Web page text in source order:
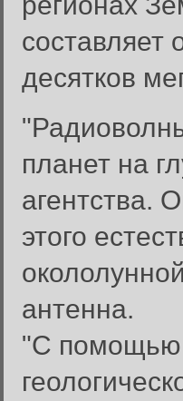
составляет
десятков
планет на
агентства.
этого
антенна.
"С помощью
Вход в систему
Введите
Вход в систему